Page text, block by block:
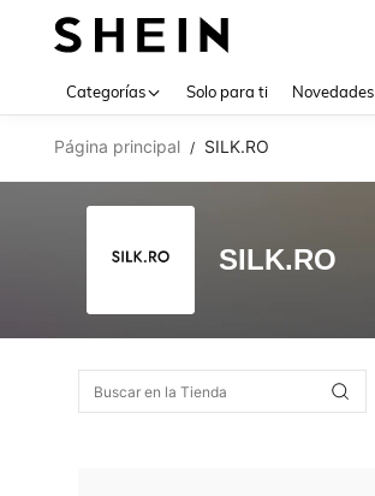
Categorías Solo para ti Novedades
Página principal / SILK.RO
SILK.RO